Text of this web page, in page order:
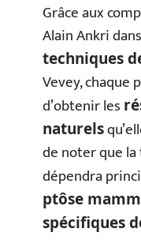
Grâce aux
Alain Ankri
techniques
Vevey, chaque
d’obtenir les
naturels
de noter que
dépendra
ptôse
spécifiques